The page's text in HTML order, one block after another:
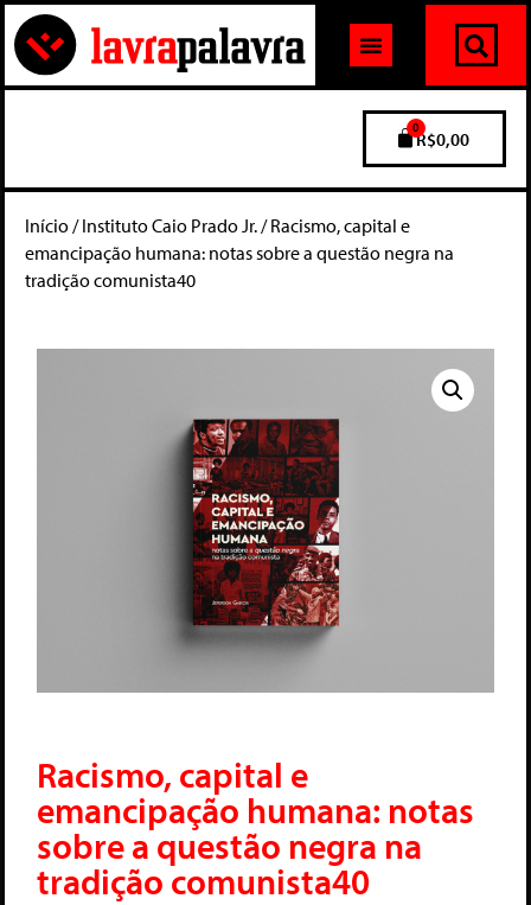
R$0,00
0
Início/Instituto Caio Prado Jr./ Racismo, capital e
emancipação humana: notas sobre a questão negra na
tradição comunista40
Racismo, capital e
emancipação humana: notas
sobre a questão negra na
tradição comunista40